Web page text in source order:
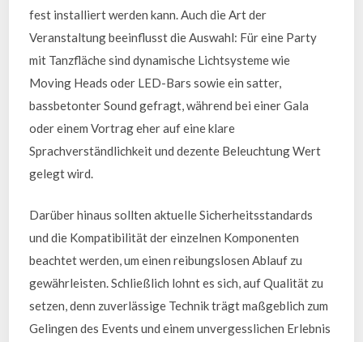
fest installiert werden kann. Auch die Art der
Veranstaltung beeinflusst die Auswahl: Für eine Party
mit Tanzfläche sind dynamische Lichtsysteme wie
Moving Heads oder LED-Bars sowie ein satter,
bassbetonter Sound gefragt, während bei einer Gala
oder einem Vortrag eher auf eine klare
Sprachverständlichkeit und dezente Beleuchtung Wert
gelegt wird.
Darüber hinaus sollten aktuelle Sicherheitsstandards
und die Kompatibilität der einzelnen Komponenten
beachtet werden, um einen reibungslosen Ablauf zu
gewährleisten. Schließlich lohnt es sich, auf Qualität zu
setzen, denn zuverlässige Technik trägt maßgeblich zum
Gelingen des Events und einem unvergesslichen Erlebnis